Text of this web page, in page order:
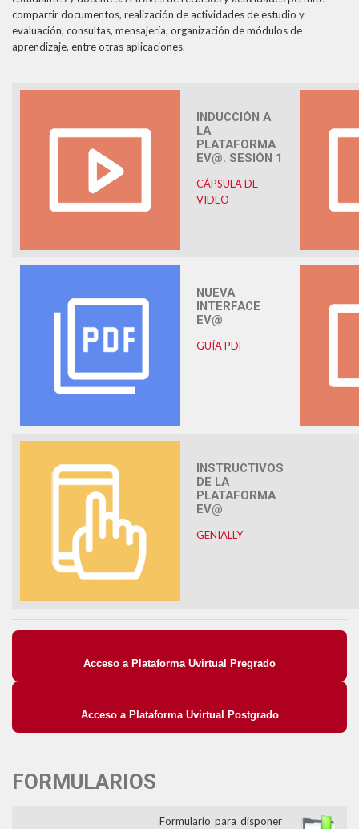
Formularios Ev@
Syllabus
Calendario Académico 2026
compartir documentos, realización de actividades de estudio y
evaluación, consultas, mensajería, organización de módulos de
aprendizaje, entre otras aplicaciones.
INDUCCIÓN A
LA
PLATAFORMA
EV@. SESIÓN 1
CÁPSULA DE
VIDEO
NUEVA
INTERFACE
EV@
GUÍA PDF
INSTRUCTIVOS
DE LA
PLATAFORMA
EV@
GENIALLY
Acceso a Plataforma Uvirtual Pregrado
Acceso a Plataforma Uvirtual Postgrado
FORMULARIOS
Formulario para disponer